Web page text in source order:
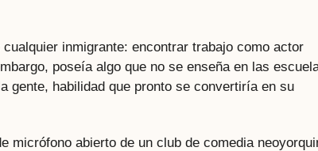
inmigrante: encontrar trabajo como actor
poseía algo que no se enseña en las
gente, habilidad que pronto se convertiría en su
micrófono abierto de un club de comedia